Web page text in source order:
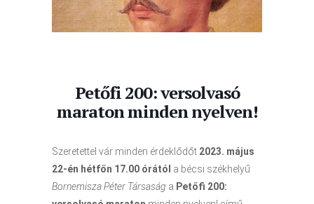
Petőfi 200: versolvasó
maraton minden nyelven!
Szeretettel vár minden érdeklődőt 2023. május
22-én hétfőn 17.00 órától a bécsi székhelyű
Bornemisza Péter Társaság a Petőfi 200: